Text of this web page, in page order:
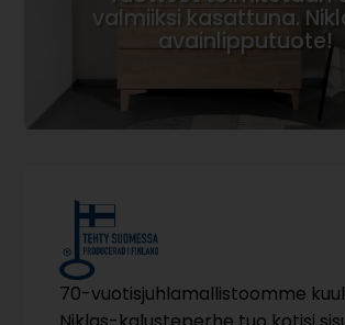
valmiiksi kasattuna.
avainlipputuote!
70-vuotisjuhlamallistoomme